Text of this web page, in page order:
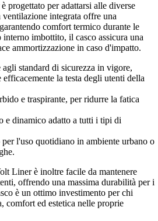
progettato per adattarsi alle diverse
integrata offre una
comfort termico durante le
imbottito, il casco assicura una
ammortizzazione in caso d'impatto.
standard di sicurezza in vigore,
efficacemente la testa degli utenti della
e traspirante, per ridurre la fatica
e dinamico adatto a tutti i tipi di
l'uso quotidiano in ambiente urbano o
Liner è inoltre facile da mantenere
offrendo una massima durabilità per i
è un ottimo investimento per chi
comfort ed estetica nelle proprie